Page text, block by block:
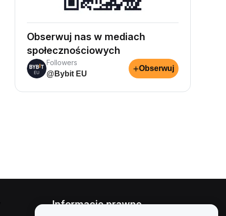
Obserwuj nas w mediach
społecznościowych
Followers
@Bybit EU
+Obserwuj
Informacje prawne